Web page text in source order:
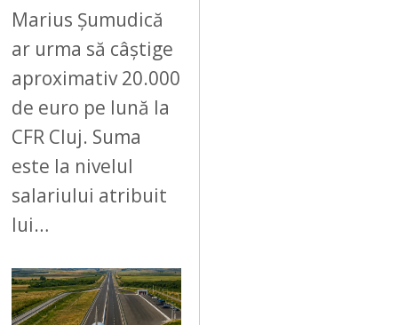
Marius Șumudică
ar urma să câștige
aproximativ 20.000
de euro pe lună la
CFR Cluj. Suma
este la nivelul
salariului atribuit
lui…